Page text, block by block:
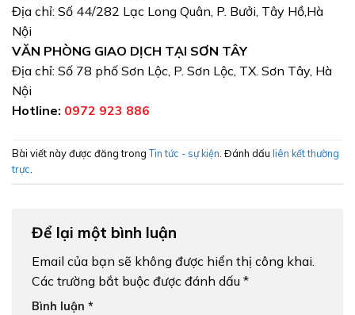
Địa chỉ: Số 44/282 Lạc Long Quân, P. Bưởi, Tây Hồ,Hà
Nội
VĂN PHÒNG GIAO DỊCH TẠI SƠN TÂY
Địa chỉ: Số 78 phố Sơn Lộc, P. Sơn Lộc, TX. Sơn Tây, Hà
Nội
Hotline: 0972 923 886
Bài viết này được đăng trongTin tức - sự kiện . Đánh dấu liên kết thường
trực
Để lại một bình luận
Email của bạn sẽ không được hiển thị công khai.
Các trường bắt buộc được đánh dấu *
Bình luận *